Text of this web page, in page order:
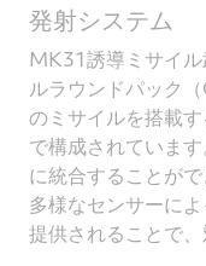
発射システム
MK31誘導ミサイ
ルラウンドパック
のミサイルを搭載
で構成されていま
に統合することが
多様なセンサーに
提供されることで、